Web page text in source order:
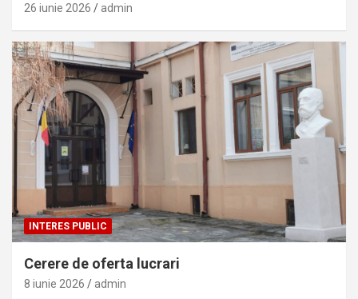
26 iunie 2026 admin
INTERES PUBLIC
Cerere de oferta lucrari
8 iunie 2026 admin